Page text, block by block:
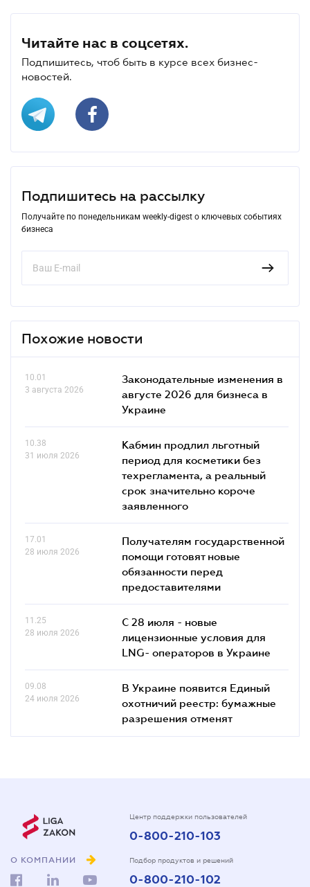
Читайте нас в соцсетях.
Подпишитесь, чтоб быть в курсе всех бизнес-
новостей.
Подпишитесь на рассылку
Получайте по понедельникам weekly-digest о ключевых событиях
бизнеса
Похожие новости
10.01
3 августа 2026
Законодательные изменения в
августе 2026 для бизнеса в
Украине
10.38
31 июля 2026
Кабмин продлил льготный
период для косметики без
техрегламента, а реальный
срок значительно короче
заявленного
17.01
28 июля 2026
Получателям государственной
помощи готовят новые
обязанности перед
предоставителями
11.25
28 июля 2026
С 28 июля - новые
лицензионные условия для
LNG- операторов в Украине
09.08
24 июля 2026
В Украине появится Единый
охотничий реестр: бумажные
разрешения отменят
О КОМПАНИИ
Центр поддержки пользователей
0-800-210-103
Подбор продуктов и решений
0-800-210-102